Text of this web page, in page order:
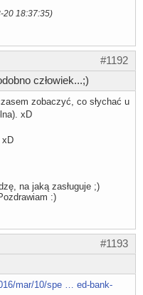
20 18:37:35)
#1192
człowiek...;)
zobaczyć, co słychać u
xD
xD
na jaką zasługuje ;)
:)
#1193
mar/10/spe … ed-bank-